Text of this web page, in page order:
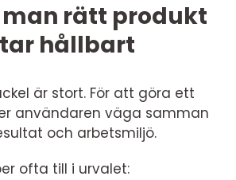
man rätt produkt
hållbart
är stort. För att göra ett
användaren väga samman
och arbetsmiljö.
ofta till i urvalet: